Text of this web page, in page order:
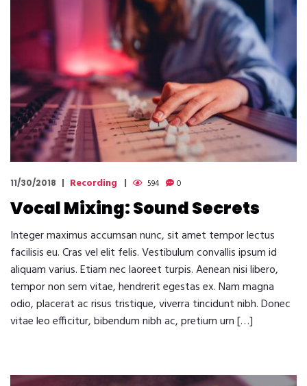
11/30/2018 Recording 594 0
Vocal Mixing: Sound Secrets
Integer maximus accumsan nunc, sit amet tempor lectus
facilisis eu. Cras vel elit felis. Vestibulum convallis ipsum id
aliquam varius. Etiam nec laoreet turpis. Aenean nisi libero,
tempor non sem vitae, hendrerit egestas ex. Nam magna
odio, placerat ac risus tristique, viverra tincidunt nibh. Donec
vitae leo efficitur, bibendum nibh ac, pretium urn […]